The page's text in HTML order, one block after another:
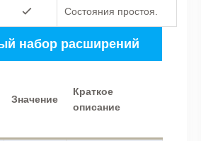
Состояния простоя.
набор расширений
Значение
Краткое
описание